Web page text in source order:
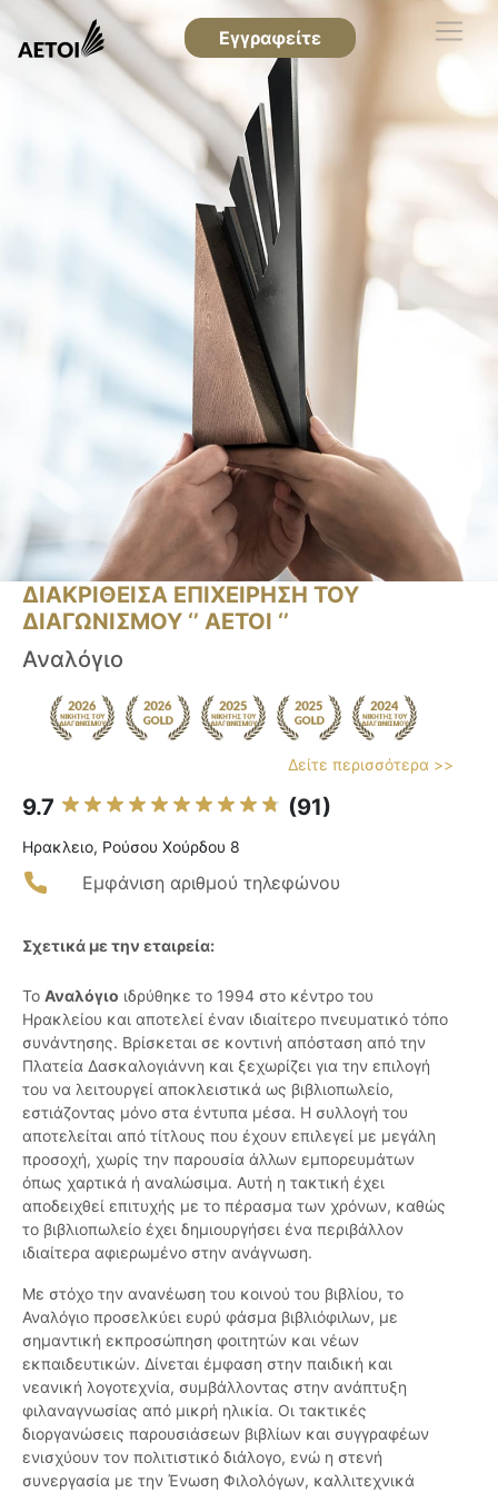
Εγγραφείτε
ΔΙΑΚΡΙΘΕΙΣΑ ΕΠΙΧΕΙΡΗΣΗ ΤΟΥ
ΔΙΑΓΩΝΙΣΜΟΥ ‘’ ΑΕΤΟΙ ‘’
Αναλόγιο
Δείτε περισσότερα >>
9.7 (91)
Ηρακλειο, Ρούσου Χούρδου 8
Εμφάνιση αριθμού τηλεφώνου
Σχετικά με την εταιρεία:
Το Αναλόγιο ιδρύθηκε το 1994 στο κέντρο του
Ηρακλείου και αποτελεί έναν ιδιαίτερο πνευματικό τόπο
συνάντησης. Βρίσκεται σε κοντινή απόσταση από την
Πλατεία Δασκαλογιάννη και ξεχωρίζει για την επιλογή
του να λειτουργεί αποκλειστικά ως βιβλιοπωλείο,
εστιάζοντας μόνο στα έντυπα μέσα. Η συλλογή του
αποτελείται από τίτλους που έχουν επιλεγεί με μεγάλη
προσοχή, χωρίς την παρουσία άλλων εμπορευμάτων
όπως χαρτικά ή αναλώσιμα. Αυτή η τακτική έχει
αποδειχθεί επιτυχής με το πέρασμα των χρόνων, καθώς
το βιβλιοπωλείο έχει δημιουργήσει ένα περιβάλλον
ιδιαίτερα αφιερωμένο στην ανάγνωση.
Με στόχο την ανανέωση του κοινού του βιβλίου, το
Αναλόγιο προσελκύει ευρύ φάσμα βιβλιόφιλων, με
σημαντική εκπροσώπηση φοιτητών και νέων
εκπαιδευτικών. Δίνεται έμφαση στην παιδική και
νεανική λογοτεχνία, συμβάλλοντας στην ανάπτυξη
φιλαναγνωσίας από μικρή ηλικία. Οι τακτικές
διοργανώσεις παρουσιάσεων βιβλίων και συγγραφέων
ενισχύουν τον πολιτιστικό διάλογο, ενώ η στενή
συνεργασία με την Ένωση Φιλολόγων, καλλιτεχνικά